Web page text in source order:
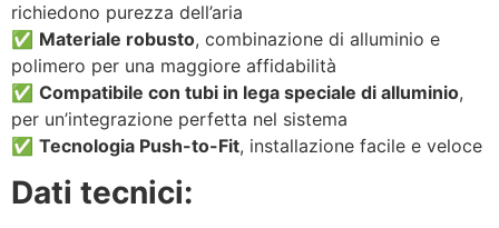
richiedono purezza dell’aria
✅ Materiale robusto, combinazione di alluminio e
polimero per una maggiore affidabilità
✅ Compatibile con tubi in lega speciale di alluminio,
per un’integrazione perfetta nel sistema
✅ Tecnologia Push-to-Fit, installazione facile e veloce
Dati tecnici: